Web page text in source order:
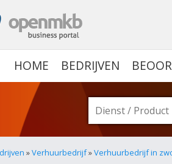
HOME BEDRIJVEN
»Verhuurbedrijf»Verhuurbedrijf in